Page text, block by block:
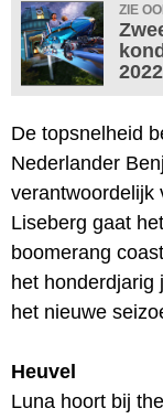
ZIE
De topsnelheid
Nederlander
verantwoordelijk
Liseberg gaat
boomerang
het honderdjarig
het nieuwe
Heuvel
Luna hoort bij